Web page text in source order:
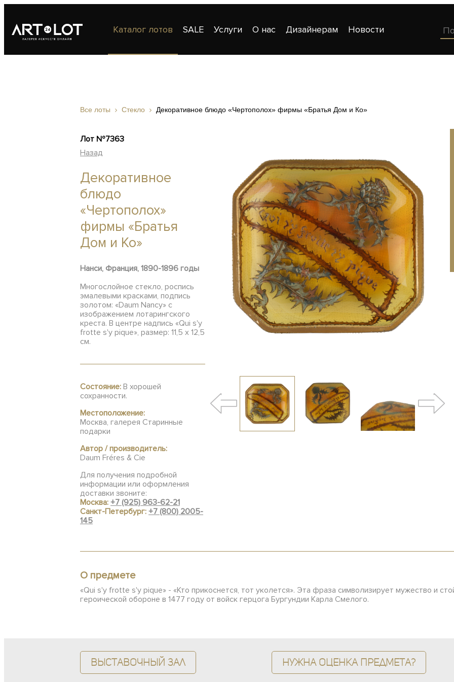
Каталог лотов SALE Услуги О нас Дизайнерам Новости
Все лоты Стекло Декоративное блюдо «Чертополох» фирмы «Братья Дом и Ко»
Лот №7363
Назад
Декоративное
блюдо
«Чертополох»
фирмы «Братья
Дом и Ко»
Нанси, Франция, 1890-1896 годы
Многослойное стекло, роспись
эмалевыми красками, подпись
золотом: «Daum Nancy» с
изображением лотарингского
креста. В центре надпись «Qui s'y
frotte s'y pique», размер: 11,5 х 12,5
см.
Состояние: В хорошей
сохранности.
Местоположение:
Москва, галерея Старинные
подарки
Автор / производитель:
Daum Fréres & Cie
Для получения подробной
информации или оформления
доставки звоните:
Москва: +7 (925) 963-62-21
Санкт-Петербург: +7 (800) 2005-
145
О предмете
«Qui s'y frotte s'y pique» - «Кто прикоснется, тот уколется». Эта фраза символизирует мужество и
героической обороне в 1477 году от войск герцога Бургундии Карла Смелого.
Выставочный зал Нужна оценка предмета?